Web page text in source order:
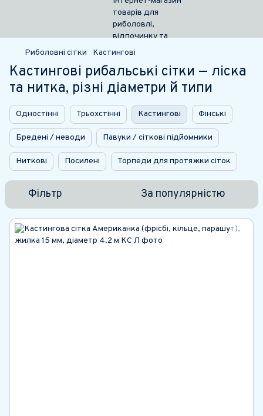
Риболовні сітки Кастингові
Кастингові рибальські сітки — ліска
та нитка, різні діаметри й типи
Одностінні Трьохстінні Кастингові Фінські
Бредені / неводи Павуки / сіткові підйомники
Ниткові Посилені Торпеди для протяжки сіток
Фільтр За популярністю